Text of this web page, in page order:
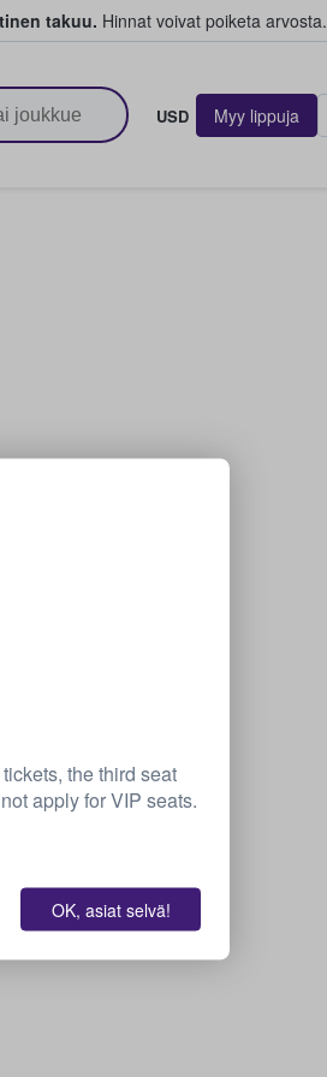
takuu. Hinnat voivat poiketa arvosta.
USD Myy lippuja
the third seat
apply for VIP seats.
OK, asiat selvä!